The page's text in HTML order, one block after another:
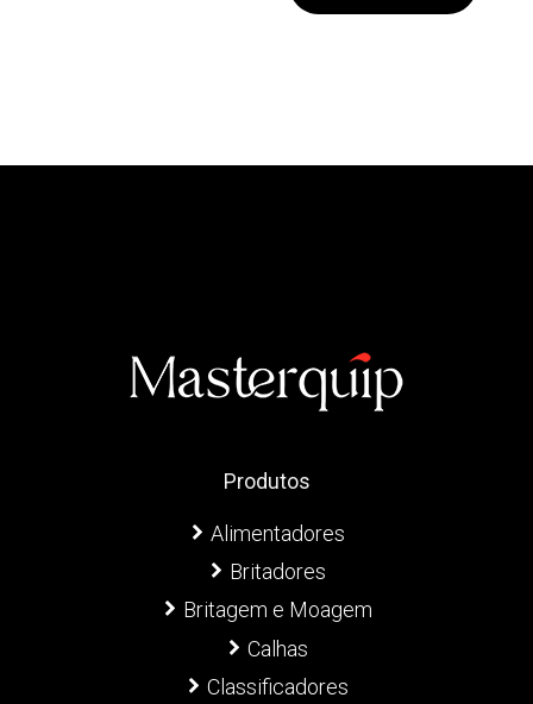
Produtos
Alimentadores
Britadores
Britagem e Moagem
Calhas
Classificadores